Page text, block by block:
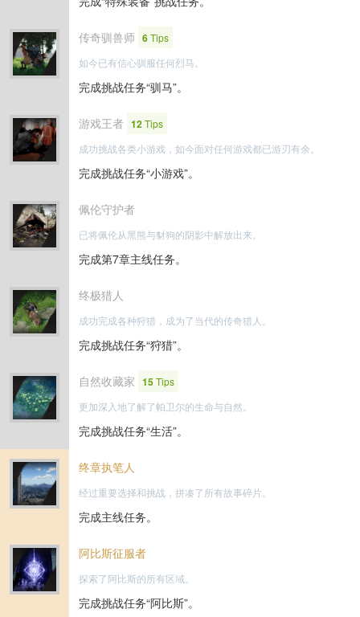
传奇驯兽师 6Tips
如今已有信心驯服任何烈马。
完成挑战任务“驯马”。
游戏王者 12Tips
成功挑战各类小游戏，如今面对任何游戏都已游刃有余。
完成挑战任务“小游戏”。
佩伦守护者
已将佩伦从黑熊与豺狗的阴影中解放出来。
完成第7章主线任务。
终极猎人
成功完成各种狩猎，成为了当代的传奇猎人。
完成挑战任务“狩猎”。
自然收藏家 15Tips
更加深入地了解了帕卫尔的生命与自然。
完成挑战任务“生活”。
终章执笔人
经过重要选择和挑战，拼凑了所有故事碎片。
完成主线任务。
阿比斯征服者
探索了阿比斯的所有区域。
完成挑战任务“阿比斯”。